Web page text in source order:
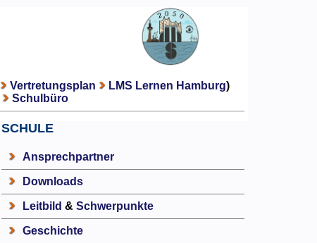
Vertretungsplan LMS Lernen Hamburg)
Schulbüro
SCHULE
Ansprechpartner
Downloads
Leitbild & Schwerpunkte
Geschichte